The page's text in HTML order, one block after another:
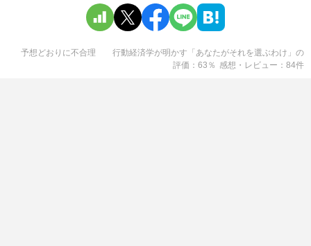
予想どおりに不合理 行動経済学が明かす「あなたがそれを選ぶわけ」 の
評価
63 ％ 感想・レビュー 84件